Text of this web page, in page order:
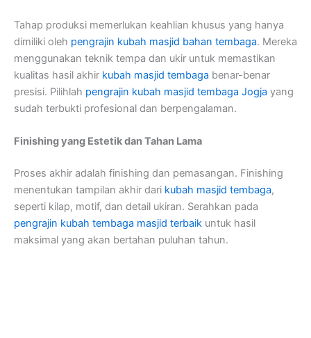
Tahap produksi memerlukan keahlian khusus yang hanya
dimiliki oleh pengrajin kubah masjid bahan tembaga. Mereka
menggunakan teknik tempa dan ukir untuk memastikan
kualitas hasil akhir kubah masjid tembaga benar-benar
presisi. Pilihlah pengrajin kubah masjid tembaga Jogja yang
sudah terbukti profesional dan berpengalaman.
Finishing yang Estetik dan Tahan Lama
Proses akhir adalah finishing dan pemasangan. Finishing
menentukan tampilan akhir dari kubah masjid tembaga,
seperti kilap, motif, dan detail ukiran. Serahkan pada
pengrajin kubah tembaga masjid terbaik untuk hasil
maksimal yang akan bertahan puluhan tahun.